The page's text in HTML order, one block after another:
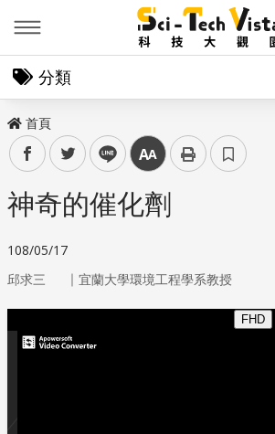
分類
首頁
facebooktwitter line 中
神奇的催化劑
108/05/17
邱求三 ｜ 宜蘭大學環境工程學系教授